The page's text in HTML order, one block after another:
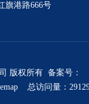
旗港路666号
版权所有 备案号：
总访问量：